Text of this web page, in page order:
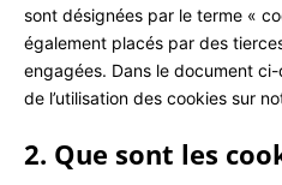
sont désignées par le terme «
également placés par des
engagées. Dans le document
de l’utilisation des cookies sur
2. Que sont les